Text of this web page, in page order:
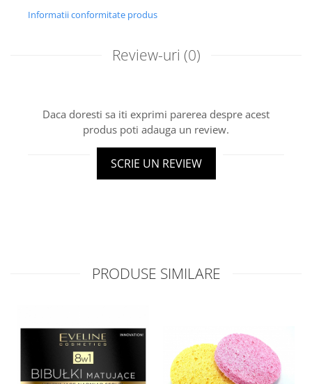
Informatii conformitate produs
Review-uri (0)
Daca doresti sa iti exprimi parerea despre acest
produs poti adauga un review.
SCRIE UN REVIEW
PRODUSE SIMILARE